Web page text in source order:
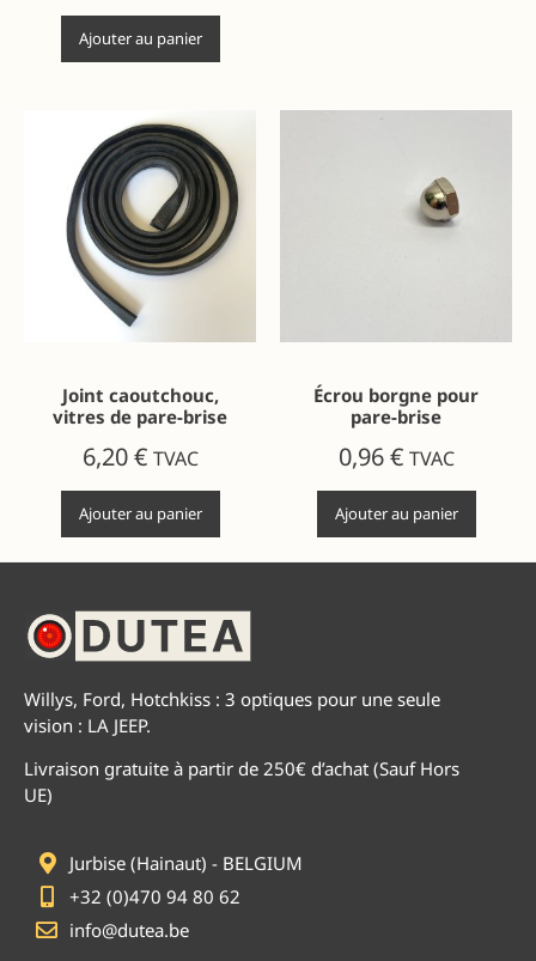
Ajouter au panier
Joint caoutchouc,
vitres de pare-brise
6,20€ TVAC
Ajouter au panier
Écrou borgne pour
pare-brise
0,96€ TVAC
Ajouter au panier
Willys, Ford, Hotchkiss : 3 optiques pour une seule
vision : LA JEEP.
Livraison gratuite à partir de 250€ d’achat (Sauf Hors
UE)
Jurbise (Hainaut) - BELGIUM
+32 (0)470 94 80 62
info@dutea.be